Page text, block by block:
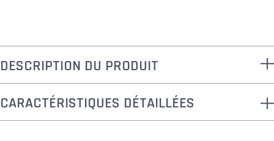
DESCRIPTION DU PRODUIT
CARACTÉRISTIQUES DÉTAILLÉES